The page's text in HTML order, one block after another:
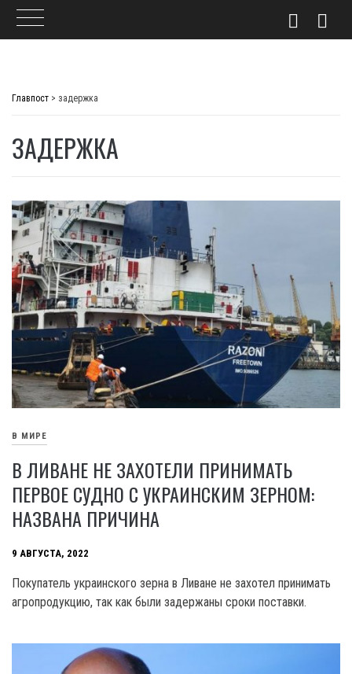
Главпост > задержка
ЗАДЕРЖКА
В МИРЕ
В ЛИВАНЕ НЕ ЗАХОТЕЛИ ПРИНИМАТЬ
ПЕРВОЕ СУДНО С УКРАИНСКИМ ЗЕРНОМ:
НАЗВАНА ПРИЧИНА
9 АВГУСТА, 2022
Покупатель украинского зерна в Ливане не захотел принимать
агропродукцию, так как были задержаны сроки поставки.